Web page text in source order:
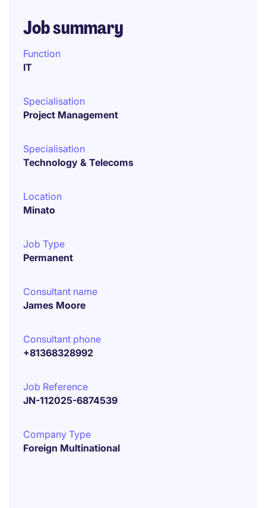
Job summary
Function
IT
Specialisation
Project Management
Specialisation
Technology & Telecoms
Location
Minato
Job Type
Permanent
Consultant name
James Moore
Consultant phone
+81368328992
Job Reference
JN-112025-6874539
Company Type
Foreign Multinational